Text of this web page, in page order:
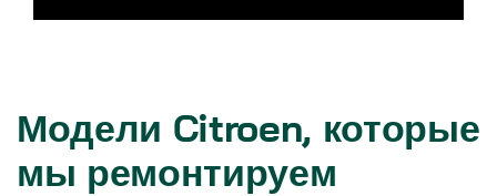
Модели Citroen, которые
мы ремонтируем